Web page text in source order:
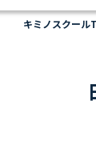
キミノスクール